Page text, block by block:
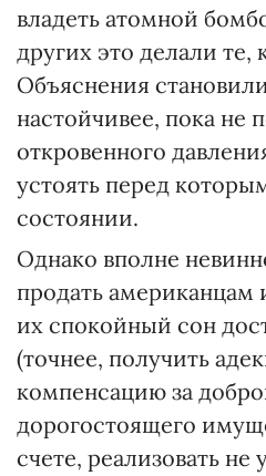
владеть атомной
других это делали те,
Объяснения
настойчивее, пока не
откровенного
устоять перед
состоянии.
Однако вполне
продать американцам
их спокойный сон
(точнее, получить
компенсацию за
дорогостоящего
счете, реализовать не